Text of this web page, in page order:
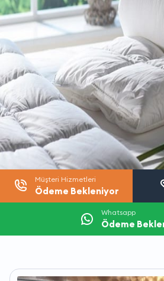
Müşteri Hizmetleri
Ödeme Bekleniyor
Whatsapp
Ödeme